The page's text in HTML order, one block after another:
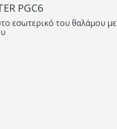
PGC6
εσωτερικό του θαλάμου με